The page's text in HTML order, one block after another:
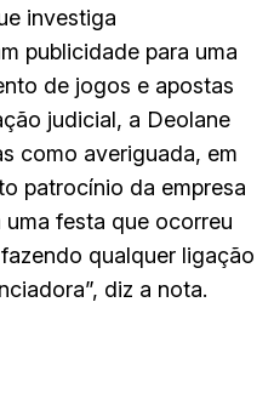
investiga
publicidade para uma
de jogos e apostas
judicial, a Deolane
como averiguada, em
patrocínio da empresa
festa que ocorreu
qualquer ligação
diz a nota.